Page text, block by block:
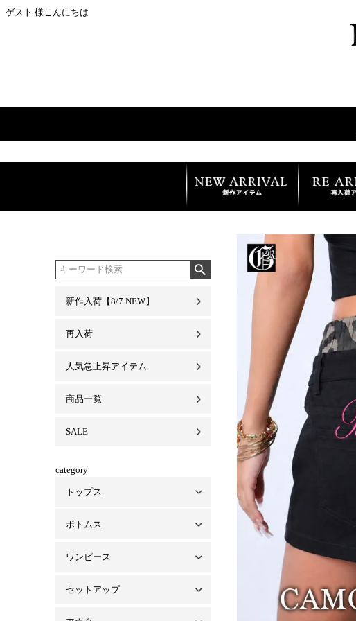
ゲスト 様こんにちは
新作入荷【8/7 NEW】
再入荷
人気急上昇アイテム
商品一覧
SALE
category
トップス
トップス一覧
ベアトップ・インナー
シャツ/ブラウス
パーカー
ボトムス
ボトムス一覧
パンツ
スカート
デニム
ワンピース
ワンピース一覧
ミニワンピ
ロングワンピ
オールインワン
セットアップ